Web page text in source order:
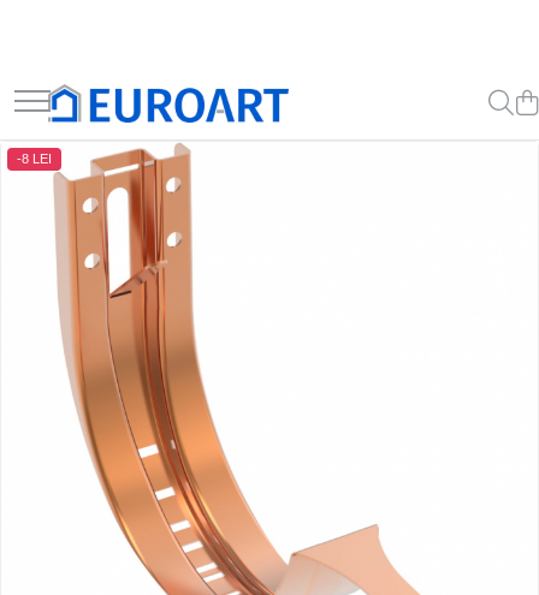
-8 LEI